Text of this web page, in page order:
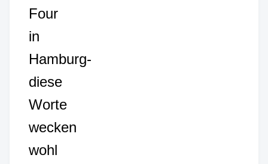
Four
in
Hamburg-
diese
Worte
wecken
wohl